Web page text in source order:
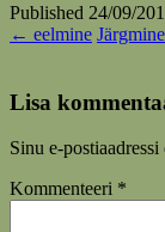
Published 24/09/
← eelmine
Lisa
Sinu e-postiaadressi
Kommenteeri *